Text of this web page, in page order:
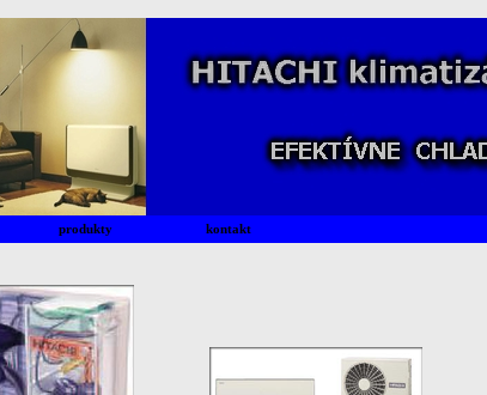
produkty kontakt